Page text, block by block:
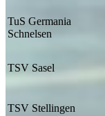
TuS Germania
Schnelsen
TSV Sasel
TSV Stellingen